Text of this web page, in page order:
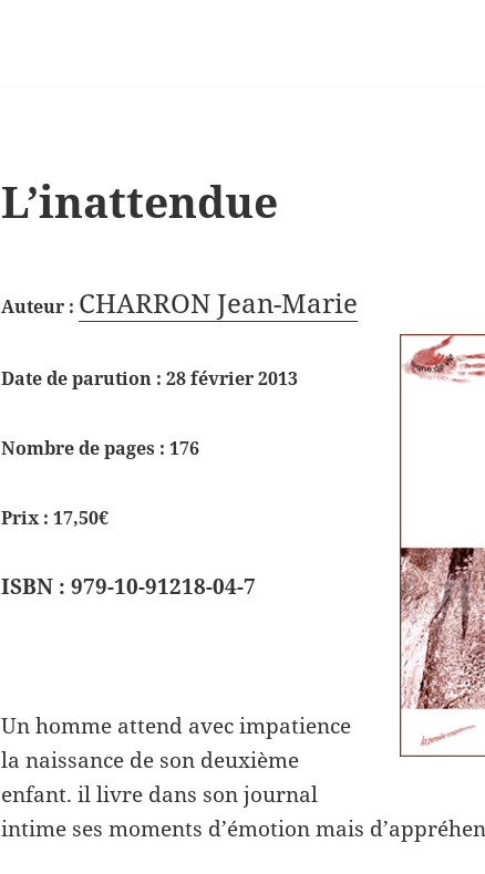
L’inattendue
Auteur : CHARRON Jean-Marie
Date de parution : 28 février 2013
Nombre de pages : 176
Prix : 17,50€
ISBN : 979-10-91218-04-7
Un homme attend avec impatience
la naissance de son deuxième
enfant. il livre dans son journal
intime ses moments d’émotion mais